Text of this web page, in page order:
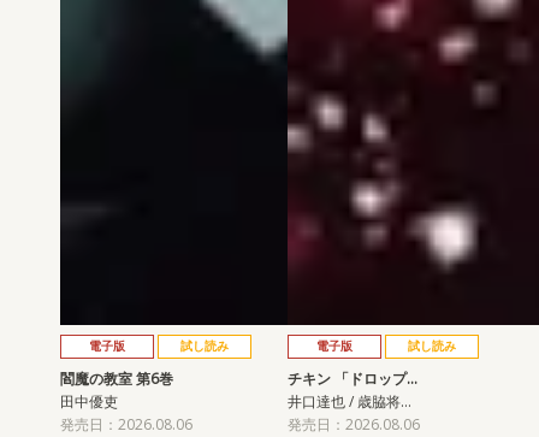
電子版 試し読み
閻魔の教室 第6巻
田中優吏
発売日：2026.08.06
電子版 試し読み
チキン 「ドロップ…
井口達也 / 歳脇将…
発売日：2026.08.06